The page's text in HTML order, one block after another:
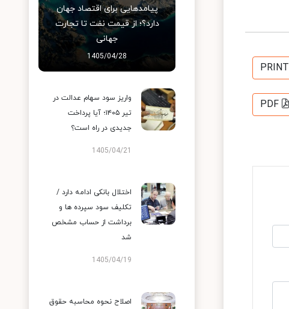
PRINT
PDF
پیامدهایی برای اقتصاد جهان
دارد؟؛ از قیمت نفت تا تجارت
جهانی
1405/04/28
واریز سود سهام عدالت در
تیر ۱۴۰۵؛ آیا پرداخت
جدیدی در راه است؟
1405/04/21
اختلال بانکی ادامه دارد /
تکلیف سود سپرده ها و
برداشت از حساب مشخص
شد
1405/04/19
اصلاح نحوه محاسبه حقوق